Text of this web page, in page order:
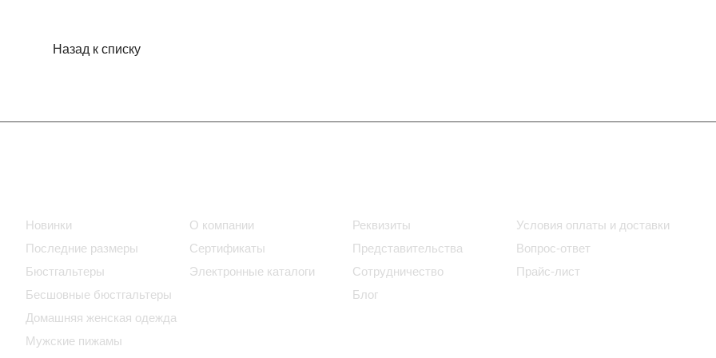
Назад к списку
Новинки
Последние размеры
Бюстгальтеры
Бесшовные бюстгальтеры
Домашняя женская одежда
Мужские пижамы
О компании
Сертификаты
Электронные каталоги
Реквизиты
Представительства
Сотрудничество
Блог
Условия оплаты и доставки
Вопрос-ответ
Прайс-лист